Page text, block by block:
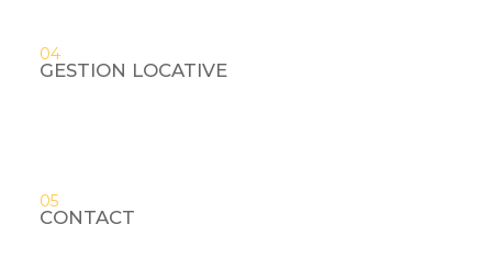
04
GESTION LOCATIVE
05
CONTACT